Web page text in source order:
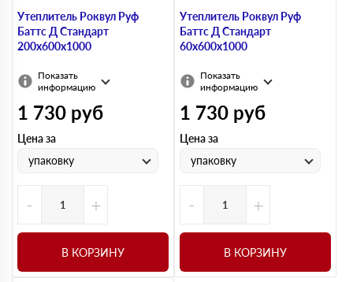
Утеплитель Роквул Руф
Баттс Д Стандарт
200х600х1000
Показать
информацию
1 730 руб
Цена за
упаковку
- +
В КОРЗИНУ
Утеплитель Роквул Руф
Баттс Д Стандарт
60х600х1000
Показать
информацию
1 730 руб
Цена за
упаковку
- +
В КОРЗИНУ